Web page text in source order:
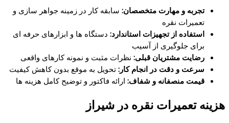
تجربه و مهارت متخصصان: سابقه کار در زمینه جواهر سازی و
تعمیرات نقره
استفاده از تجهیزات استاندارد: دستگاه‌ ها و ابزارهای حرفه‌ ای
برای جلوگیری از آسیب
رضایت مشتریان قبلی: نظرات مثبت و نمونه کارهای واقعی
سرعت و دقت در انجام کار:تحویل به موقع بدون کاهش کیفیت
قیمت منصفانه و شفاف: ارائه فاکتور و توضیح کامل هزینه‌ ها
هزینه تعمیرات نقره در شیراز